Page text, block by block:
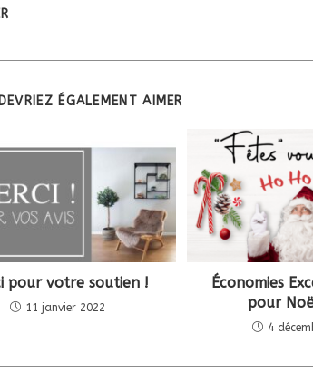
ÉGALEMENT AIMER
pour votre soutien !
11 janvier 2022
Économies
pour
4